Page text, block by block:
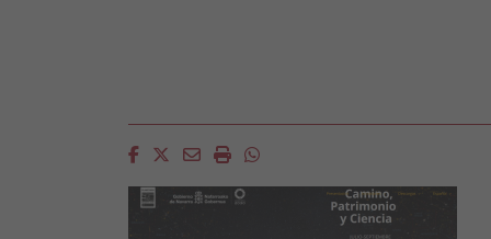
FacebookTwitter
EmailImprimirWhatsapp